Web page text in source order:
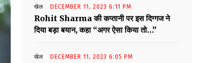
खेल DECEMBER 11, 2023 6:11 PM
Rohit Sharma की कप्तानी पर इस दिग्गज ने
दिया बड़ा बयान, कहा “अगर ऐसा किया तो…”
खेल DECEMBER 11, 2023 6:05 PM